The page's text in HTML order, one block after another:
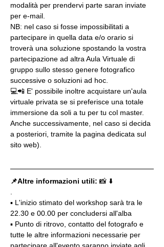
modalità per prendervi parte saran inviate
per e-mail.
NB: nel caso si fosse impossibilitati a
partecipare in quella data e/o orario si
troverà una soluzione spostando la vostra
partecipazione ad altra Aula Virtuale di
gruppo sullo stesso genere fotografico
successive o soluzioni ad hoc.
💻📲 E' possibile inoltre acquistare un'aula
virtuale privata se si preferisce una totale
immersione da soli a tu per tu col master.
Anche successivamente, nel caso si decida
a posteriori, tramite la pagina dedicata sul
sito web).
📌Altre informazioni utili: 📸 ⬇️
▪️ L'inizio stimato del workshop sarà tra le
22.30 e 00.00 per concludersi all'alba
▪️ Punto di ritrovo, contatto del fotografo e
tutte le altre informazioni necessarie per